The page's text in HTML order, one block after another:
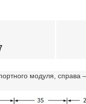
модуля, справа